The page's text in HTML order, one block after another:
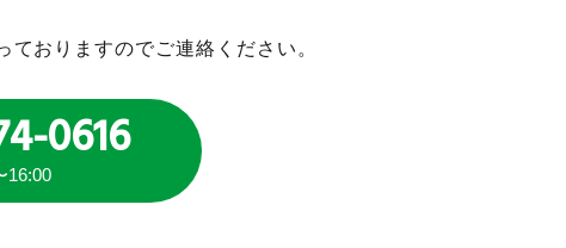
ておりますのでご連絡ください。
0616
16:00